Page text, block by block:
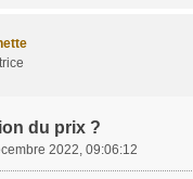
du prix ?
2022, 09:06:12